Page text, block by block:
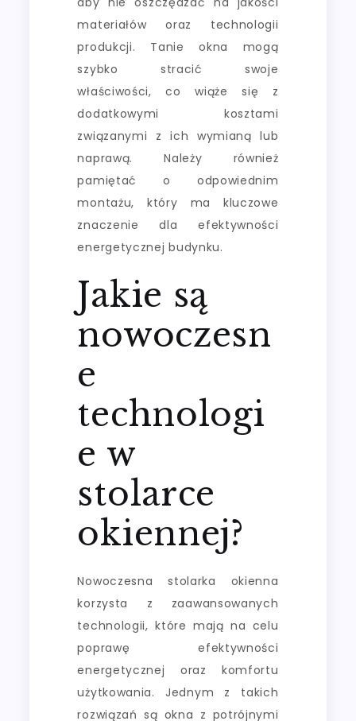
materiałów oraz technologii
produkcji. Tanie okna mogą
szybko stracić swoje
właściwości, co wiąże się z
dodatkowymi kosztami
związanymi z ich wymianą lub
naprawą. Należy również
pamiętać o odpowiednim
montażu, który ma kluczowe
znaczenie dla efektywności
energetycznej budynku.
Jakie są
nowoczesn
e
technologi
e w
stolarce
okiennej?
Nowoczesna stolarka okienna
korzysta z zaawansowanych
technologii, które mają na celu
poprawę efektywności
energetycznej oraz komfortu
użytkowania. Jednym z takich
rozwiązań są okna z potrójnymi